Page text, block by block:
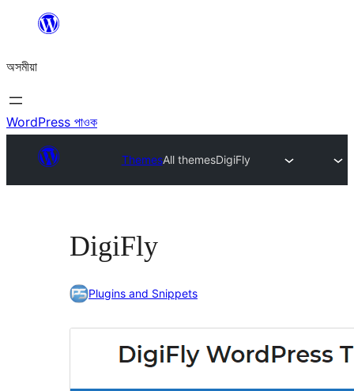
বিষয়বস্তুলৈ
যাওক
অসমীয়া
WordPress পাওক
ThemesAll themesDigiFly
DigiFly
Plugins and Snippets